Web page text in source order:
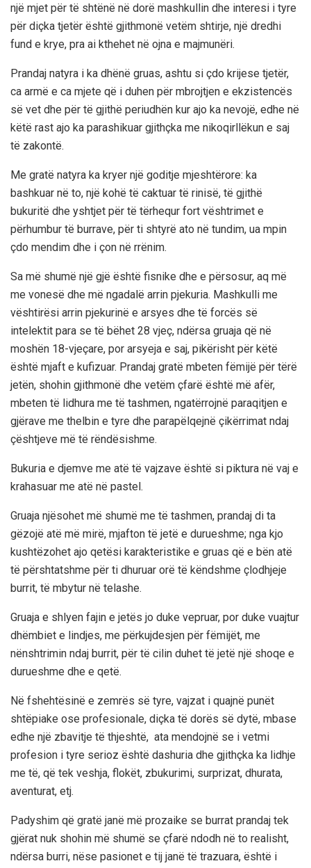
një mjet për të shtënë në dorë mashkullin dhe interesi i tyre
për diçka tjetër është gjithmonë vetëm shtirje, një dredhi
fund e krye, pra ai kthehet në ojna e majmunëri.
Prandaj natyra i ka dhënë gruas, ashtu si çdo krijese tjetër,
ca armë e ca mjete që i duhen për mbrojtjen e ekzistencës
së vet dhe për të gjithë periudhën kur ajo ka nevojë, edhe në
këtë rast ajo ka parashikuar gjithçka me nikoqirllëkun e saj
të zakontë.
Me gratë natyra ka kryer një goditje mjeshtërore: ka
bashkuar në to, një kohë të caktuar të rinisë, të gjithë
bukuritë dhe yshtjet për të tërhequr fort vështrimet e
përhumbur të burrave, për ti shtyrë ato në tundim, ua mpin
çdo mendim dhe i çon në rrënim.
Sa më shumë një gjë është fisnike dhe e përsosur, aq më
me vonesë dhe më ngadalë arrin pjekuria. Mashkulli me
vështirësi arrin pjekurinë e arsyes dhe të forcës së
intelektit para se të bëhet 28 vjeç, ndërsa gruaja që në
moshën 18-vjeçare, por arsyeja e saj, pikërisht për këtë
është mjaft e kufizuar. Prandaj gratë mbeten fëmijë për tërë
jetën, shohin gjithmonë dhe vetëm çfarë është më afër,
mbeten të lidhura me të tashmen, ngatërrojnë paraqitjen e
gjërave me thelbin e tyre dhe parapëlqejnë çikërrimat ndaj
çështjeve më të rëndësishme.
Bukuria e djemve me atë të vajzave është si piktura në vaj e
krahasuar me atë në pastel.
Gruaja njësohet më shumë me të tashmen, prandaj di ta
gëzojë atë më mirë, mjafton të jetë e durueshme; nga kjo
kushtëzohet ajo qetësi karakteristike e gruas që e bën atë
të përshtatshme për ti dhuruar orë të këndshme çlodhjeje
burrit, të mbytur në telashe.
Gruaja e shlyen fajin e jetës jo duke vepruar, por duke vuajtur
dhëmbiet e lindjes, me përkujdesjen për fëmijët, me
nënshtrimin ndaj burrit, për të cilin duhet të jetë një shoqe e
durueshme dhe e qetë.
Në fshehtësinë e zemrës së tyre, vajzat i quajnë punët
shtëpiake ose profesionale, diçka të dorës së dytë, mbase
edhe një zbavitje të thjeshtë, ata mendojnë se i vetmi
profesion i tyre serioz është dashuria dhe gjithçka ka lidhje
me të, që tek veshja, flokët, zbukurimi, surprizat, dhurata,
aventurat, etj.
Padyshim që gratë janë më prozaike se burrat prandaj tek
gjërat nuk shohin më shumë se çfarë ndodh në to realisht,
ndërsa burri, nëse pasionet e tij janë të trazuara, është i